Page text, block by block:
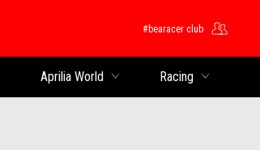
#bearacer club
Aprilia World Racing